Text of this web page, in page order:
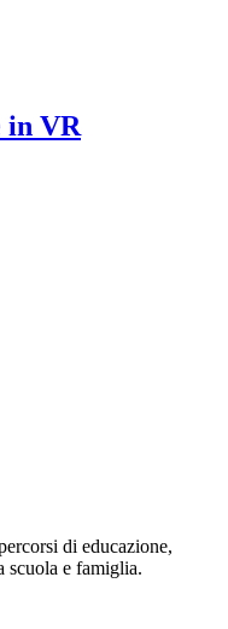
in VR
di educazione,
scuola e famiglia.